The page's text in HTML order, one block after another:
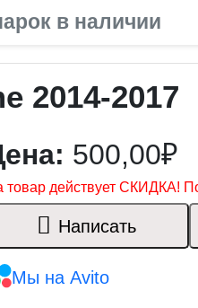
в наличии
2014-2017
500,00₽
товар действует СКИДКА!
Написать
Мы на Avito